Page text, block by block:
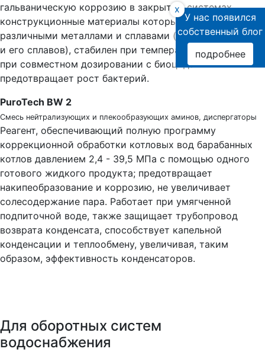
x
У нас появился
собственный блог
подробнее
гальваническую коррозию в закрытых системах,
конструкционные материалы которых представлены
различными металлами и сплавами (кроме алюминия
и его сплавов), стабилен при температурах до 95 °С,
при совместном дозировании с биоцидами
предотвращает рост бактерий.
PuroTech BW 2
Смесь нейтрализующих и плекообразующих аминов, диспергаторы
Реагент, обеспечивающий полную программу
коррекционной обработки котловых вод барабанных
котлов давлением 2,4 - 39,5 МПа с помощью одного
готового жидкого продукта; предотвращает
накипеобразование и коррозию, не увеличивает
солесодержание пара. Работает при умягченной
подпиточной воде, также защищает трубопровод
возврата конденсата, способствует капельной
конденсации и теплообмену, увеличивая, таким
образом, эффективность конденсаторов.
Для оборотных систем
водоснабжения